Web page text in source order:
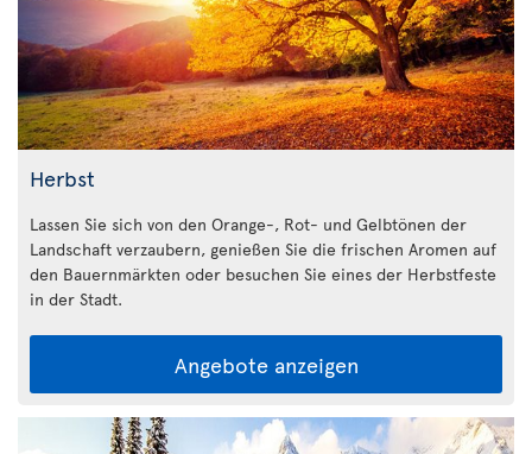
Herbst
Lassen Sie sich von den Orange-, Rot- und Gelbtönen der
Landschaft verzaubern, genießen Sie die frischen Aromen auf
den Bauernmärkten oder besuchen Sie eines der Herbstfeste
in der Stadt.
Angebote anzeigen